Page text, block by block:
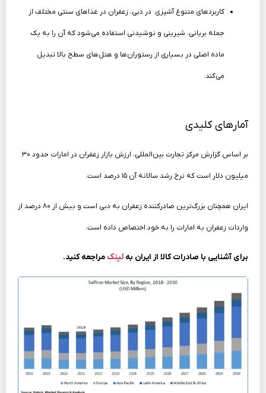
کاربردهای متنوع آشپزی: در دبی، زعفران در غذاهای سنتی مختلف از
جمله بریانی، شیرینی و نوشیدنی استفاده می‌شود که آن را به یک
ماده اصلی در بسیاری از رستوران‌ها و هتل‌های سطح بالا تبدیل
می‌کند.
آمارهای کلیدی
بر اساس گزارش مرکز تجارت بین‌المللی، ارزش بازار زعفران در امارات حدود ۳۰
میلیون دلار است که نرخ رشد سالانه آن ۱۵ درصد است.
ایران همچنان بزرگ‌ترین صادرکننده زعفران به دبی است و بیش از ۸۰ درصد از
واردات زعفران به امارات را به خود اختصاص داده است.
برای آشنایی با صادرات کالا از ایران به لینک مراجعه کنید.